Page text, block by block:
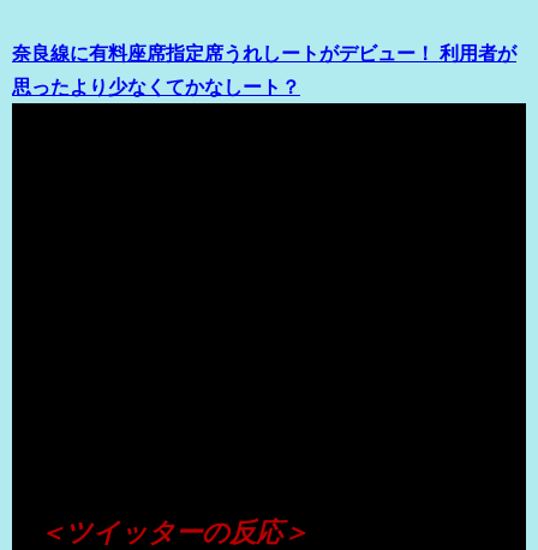
奈良線に有料座席指定席うれしートがデビュー！ 利用者が
思ったより少なくてかなしート？
＜ツイッターの反応＞